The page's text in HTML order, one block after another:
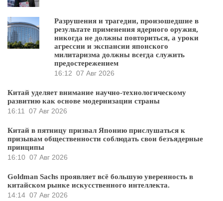
Разрушения и трагедии, произошедшие в
результате применения ядерного оружия,
никогда не должны повториться, а уроки
агрессии и экспансии японского
милитаризма должны всегда служить
предостережением
16:12 07 Авг 2026
Китай уделяет внимание научно-технологическому
развитию как основе модернизации страны
16:11
07 Авг 2026
Китай в пятницу призвал Японию прислушаться к
призывам общественности соблюдать свои безъядерные
принципы
16:10 07 Авг 2026
Goldman Sachs проявляет всё большую уверенность в
китайском рынке искусственного интеллекта.
14:14 07 Авг 2026